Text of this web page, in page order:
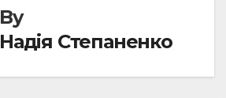
By
Надія Степаненко